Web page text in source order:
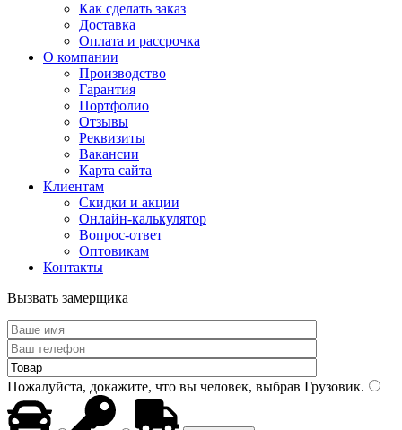
Как сделать заказ
Доставка
Оплата и рассрочка
О компании
Производство
Гарантия
Портфолио
Отзывы
Реквизиты
Вакансии
Карта сайта
Клиентам
Скидки и акции
Онлайн-калькулятор
Вопрос-ответ
Оптовикам
Контакты
Вызвать замерщика
Пожалуйста, докажите, что вы человек, выбрав Грузовик.